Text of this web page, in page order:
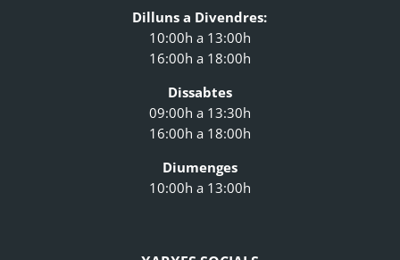
Dilluns a Divendres:
10:00h a 13:00h
16:00h a 18:00h
Dissabtes
09:00h a 13:30h
16:00h a 18:00h
Diumenges
10:00h a 13:00h